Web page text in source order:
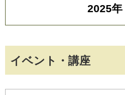
イベント・講座
2025年